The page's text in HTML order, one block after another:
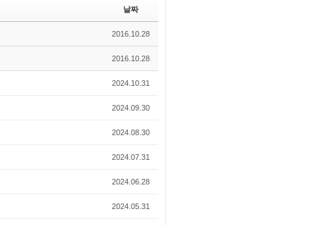
날짜
2016.10.28
2016.10.28
2024.10.31
2024.09.30
2024.08.30
2024.07.31
2024.06.28
2024.05.31